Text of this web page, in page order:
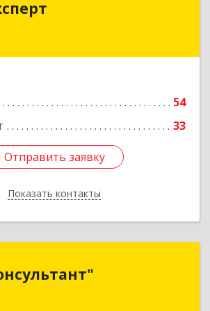
54
33
Отправить заявку
Показать контакты
обл, Сергиево-Посадский
Подробнее
Отправить заявку
Назад